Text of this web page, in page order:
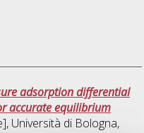
adsorption differential
accurate equilibrium
Università di Bologna,